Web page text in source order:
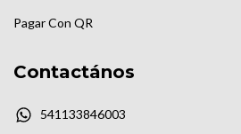
Pagar Con QR
Contactános
541133846003